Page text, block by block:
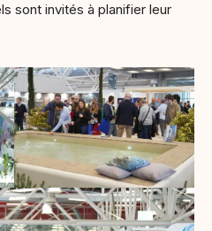
sont invités à planifier leur